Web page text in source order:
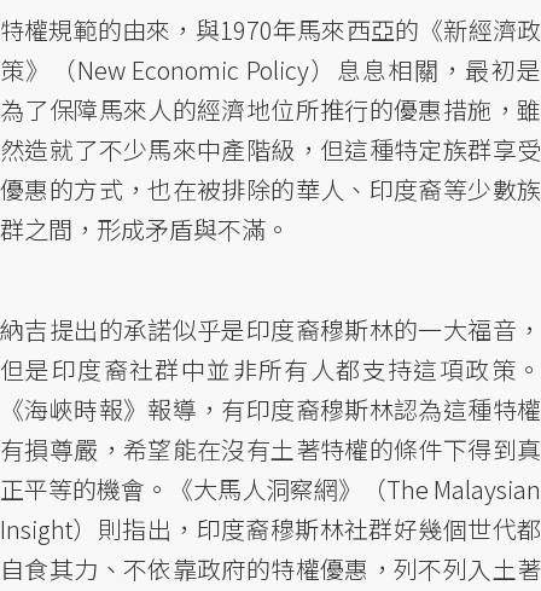
特權規範的由來，與1970年馬來西亞的《新經濟政
策》（New Economic Policy）息息相關，最初是
為了保障馬來人的經濟地位所推行的優惠措施，雖
然造就了不少馬來中產階級，但這種特定族群享受
優惠的方式，也在被排除的華人、印度裔等少數族
群之間，形成矛盾與不滿。
納吉提出的承諾似乎是印度裔穆斯林的一大福音，
但是印度裔社群中並非所有人都支持這項政策。
《海峽時報》報導，有印度裔穆斯林認為這種特權
有損尊嚴，希望能在沒有土著特權的條件下得到真
正平等的機會。《大馬人洞察網》（The Malaysian
Insight）則指出，印度裔穆斯林社群好幾個世代都
自食其力、不依靠政府的特權優惠，列不列入土著